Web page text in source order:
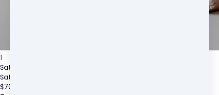
1
Sat Nam Klub – dostęp na miesiąc
Sat Nam Klub – dostęp na miesiąc
$70